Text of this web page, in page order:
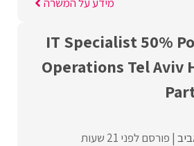
IT Specialist 50%
Operations Tel Aviv
פורסם לפני 21 שעות